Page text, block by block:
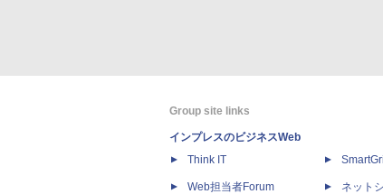
Group site links
インプレスのビジネスWeb
Think IT
Web担当者Forum ネット